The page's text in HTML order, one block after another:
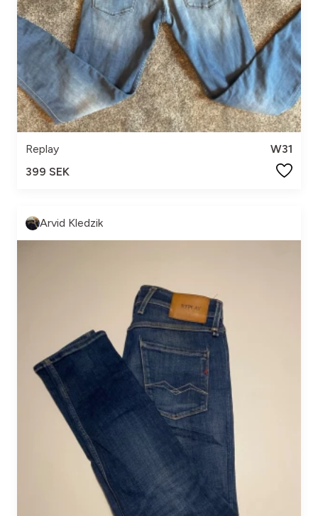
Replay
W31
399 SEK
Arvid Kledzik